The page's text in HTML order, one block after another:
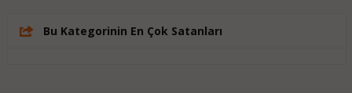
Bu Kategorinin En Çok Satanları